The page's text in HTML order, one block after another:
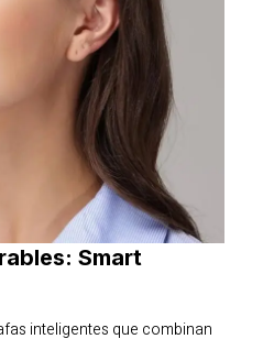
Smart
inteligentes que combinan